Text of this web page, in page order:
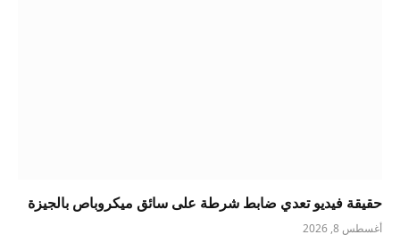
حقيقة فيديو تعدي ضابط شرطة على سائق ميكروباص بالجيزة
أغسطس 8, 2026